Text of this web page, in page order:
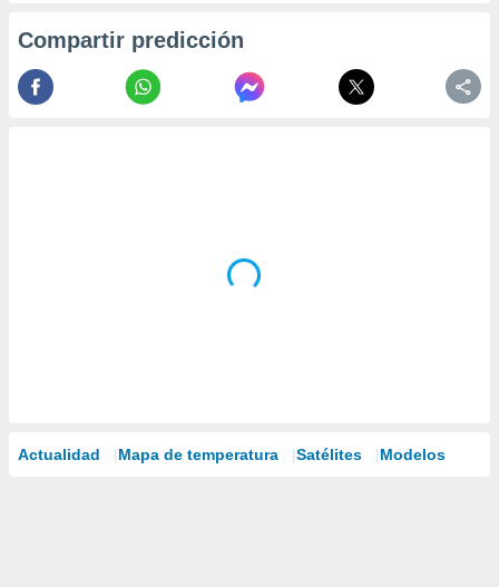
Compartir predicción
Actualidad Mapa de temperatura Satélites Modelos